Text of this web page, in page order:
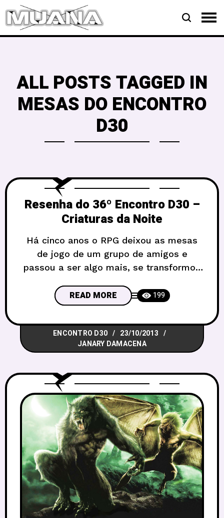
ALL POSTS TAGGED IN
MESAS DO ENCONTRO
D30
Resenha do 36º Encontro D30 –
Criaturas da Noite
Há cinco anos o RPG deixou as mesas
de jogo de um grupo de amigos e
passou a ser algo mais, se transformou
expandir as fronteiras do RPG em
Brasília, possibilitando uma interação
maior entre mestres e jogadores dos
cantos mais longínquos do Distrito
Federal. E assim surgiu o D30
READ MORE 199
ENCONTRO D30
23/10/2013
JANARY DAMACENA